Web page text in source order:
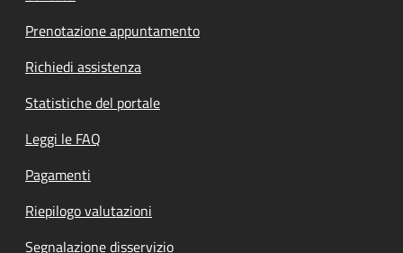
Prenotazione appuntamento
Richiedi assistenza
Statistiche del portale
Leggi le FAQ
Pagamenti
Riepilogo valutazioni
Segnalazione disservizio